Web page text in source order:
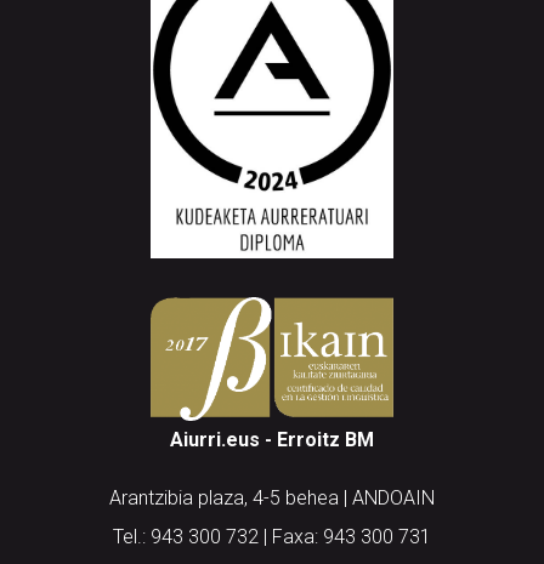
Aiurri.eus - Erroitz BM
Arantzibia plaza, 4-5 behea | ANDOAIN
Tel.: 943 300 732 | Faxa: 943 300 731